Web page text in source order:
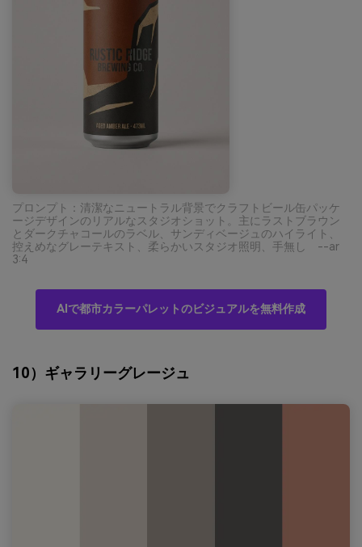
プロンプト：清潔なニュートラル背景でクラフトビール缶パッケ
ージデザインのリアルなスタジオショット。主にラストブラウン
とダークチャコールのラベル、サンディベージュのハイライト、
控えめなグレーテキスト、柔らかいスタジオ照明、手無し --ar
3:4
AIで都市カラーパレットのビジュアルを無料作成
10）ギャラリーグレージュ